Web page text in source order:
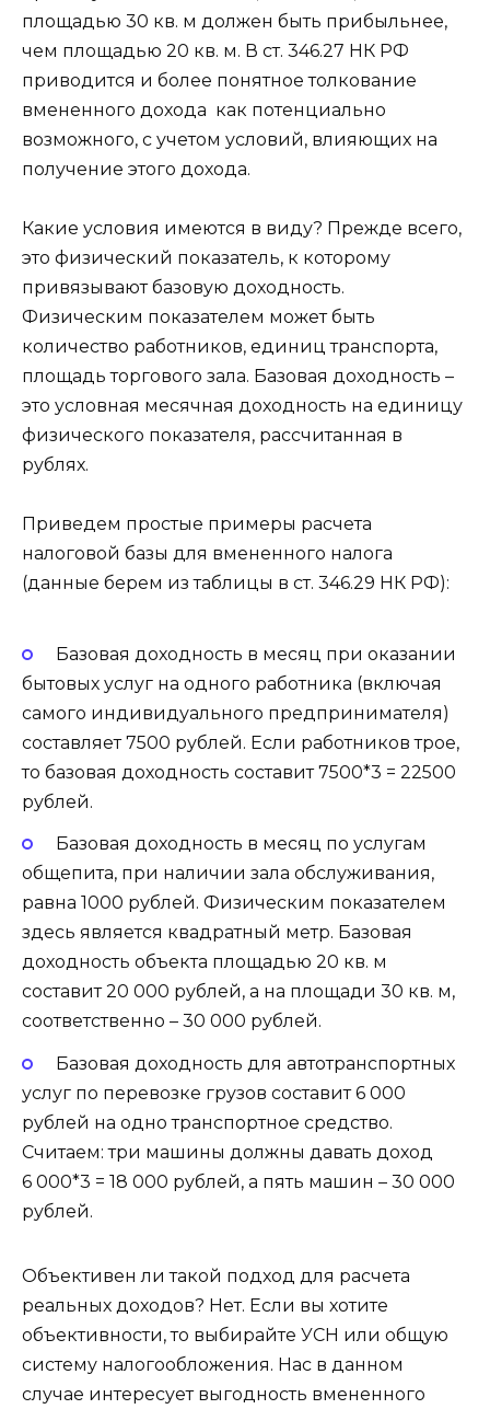
площадью 30 кв. м должен быть прибыльнее,
чем площадью 20 кв. м. В ст. 346.27 НК РФ
приводится и более понятное толкование
вмененного дохода как потенциально
возможного, с учетом условий, влияющих на
получение этого дохода.
Какие условия имеются в виду? Прежде всего,
это физический показатель, к которому
привязывают базовую доходность.
Физическим показателем может быть
количество работников, единиц транспорта,
площадь торгового зала. Базовая доходность –
это условная месячная доходность на единицу
физического показателя, рассчитанная в
рублях.
Приведем простые примеры расчета
налоговой базы для вмененного налога
(данные берем из таблицы в ст. 346.29 НК РФ):
Базовая доходность в месяц при оказании
бытовых услуг на одного работника (включая
самого индивидуального предпринимателя)
составляет 7500 рублей. Если работников трое,
то базовая доходность составит 7500*3 = 22500
рублей.
Базовая доходность в месяц по услугам
общепита, при наличии зала обслуживания,
равна 1000 рублей. Физическим показателем
здесь является квадратный метр. Базовая
доходность объекта площадью 20 кв. м
составит 20 000 рублей, а на площади 30 кв. м,
соответственно – 30 000 рублей.
Базовая доходность для автотранспортных
услуг по перевозке грузов составит 6 000
рублей на одно транспортное средство.
Считаем: три машины должны давать доход
6 000*3 = 18 000 рублей, а пять машин – 30 000
рублей.
Объективен ли такой подход для расчета
реальных доходов? Нет. Если вы хотите
объективности, то выбирайте УСН или общую
систему налогообложения. Нас в данном
случае интересует выгодность вмененного